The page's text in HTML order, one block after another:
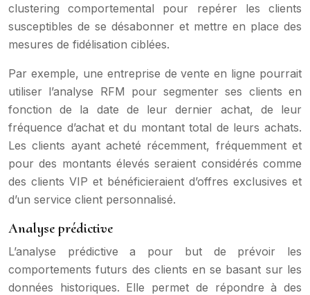
clustering comportemental pour repérer les clients
susceptibles de se désabonner et mettre en place des
mesures de fidélisation ciblées.
Par exemple, une entreprise de vente en ligne pourrait
utiliser l’analyse RFM pour segmenter ses clients en
fonction de la date de leur dernier achat, de leur
fréquence d’achat et du montant total de leurs achats.
Les clients ayant acheté récemment, fréquemment et
pour des montants élevés seraient considérés comme
des clients VIP et bénéficieraient d’offres exclusives et
d’un service client personnalisé.
Analyse prédictive
L’analyse prédictive a pour but de prévoir les
comportements futurs des clients en se basant sur les
données historiques. Elle permet de répondre à des